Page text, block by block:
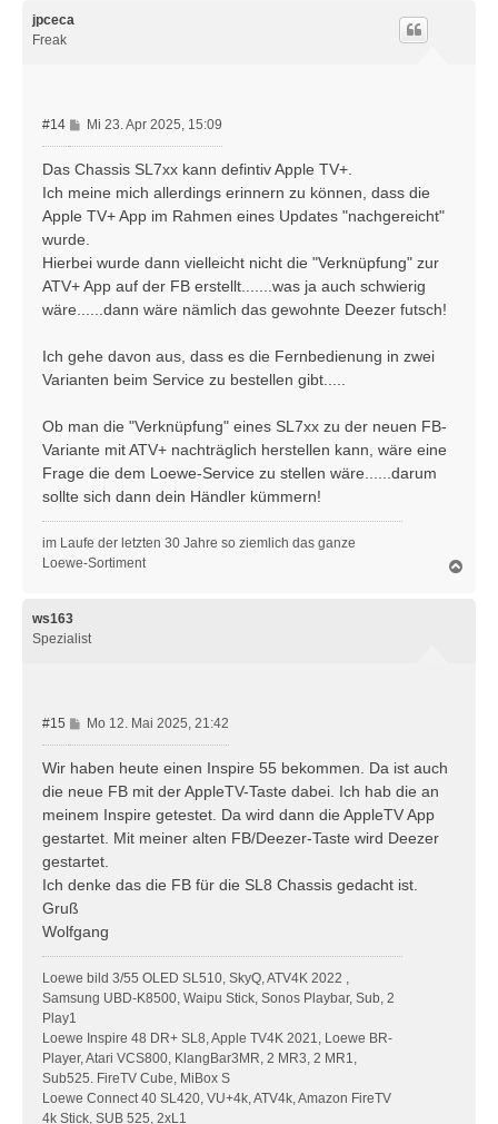
jpceca
Freak
#14
B
e
i
g
Mi 23. Apr 2025, 15:09
Das Chassis SL7xx kann defintiv Apple TV+.
Ich meine mich allerdings erinnern zu können, dass die
Apple TV+ App im Rahmen eines Updates "nachgereicht"
wurde.
Hierbei wurde dann vielleicht nicht die "Verknüpfung" zur
ATV+ App auf der FB erstellt.......was ja auch schwierig
wäre......dann wäre nämlich das gewohnte Deezer futsch!
Ich gehe davon aus, dass es die Fernbedienung in zwei
Varianten beim Service zu bestellen gibt.....
Ob man die "Verknüpfung" eines SL7xx zu der neuen FB-
Variante mit ATV+ nachträglich herstellen kann, wäre eine
Frage die dem Loewe-Service zu stellen wäre......darum
sollte sich dann dein Händler kümmern!
im Laufe der letzten 30 Jahre so ziemlich das ganze
Loewe-Sortiment
ws163
Spezialist
#15
B
e
i
a
g
Mo 12. Mai 2025, 21:42
Wir haben heute einen Inspire 55 bekommen. Da ist auch
die neue FB mit der AppleTV-Taste dabei. Ich hab die an
meinem Inspire getestet. Da wird dann die AppleTV App
gestartet. Mit meiner alten FB/Deezer-Taste wird Deezer
gestartet.
Ich denke das die FB für die SL8 Chassis gedacht ist.
Gruß
Wolfgang
Loewe bild 3/55 OLED SL510, SkyQ, ATV4K 2022 ,
Samsung UBD-K8500, Waipu Stick, Sonos Playbar, Sub, 2
Play1
Loewe Inspire 48 DR+ SL8, Apple TV4K 2021, Loewe BR-
Player, Atari VCS800, KlangBar3MR, 2 MR3, 2 MR1,
Sub525. FireTV Cube, MiBox S
Loewe Connect 40 SL420, VU+4k, ATV4k, Amazon FireTV
4k Stick, SUB 525, 2xL1